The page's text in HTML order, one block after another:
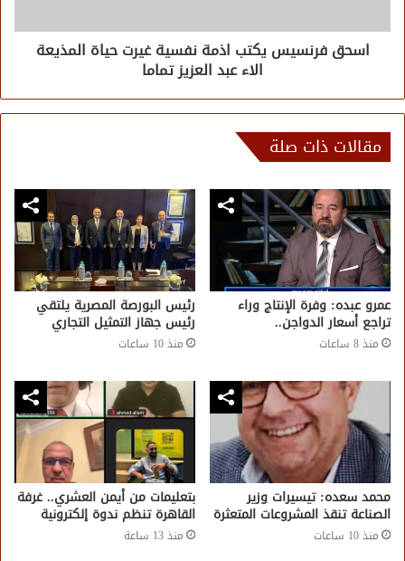
اسحق فرنسيس يكتب اذمة نفسية غيرت حياة المذيعة
الاء عبد العزيز تماما
مقالات ذات صلة
عمرو عبده: وفرة الإنتاج وراء
تراجع أسعار الدواجن..
منذ 8 ساعات
رئيس البورصة المصرية يلتقي
رئيس جهاز التمثيل التجاري
منذ 10 ساعات
محمد سعده: تيسيرات وزير
الصناعة تنقذ المشروعات المتعثرة
منذ 10 ساعات
بتعليمات من أيمن العشري.. غرفة
القاهرة تنظم ندوة إلكترونية
منذ 13 ساعة